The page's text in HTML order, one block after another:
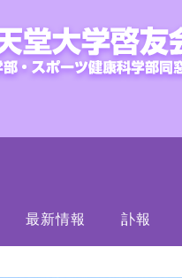
最新情報 訃報